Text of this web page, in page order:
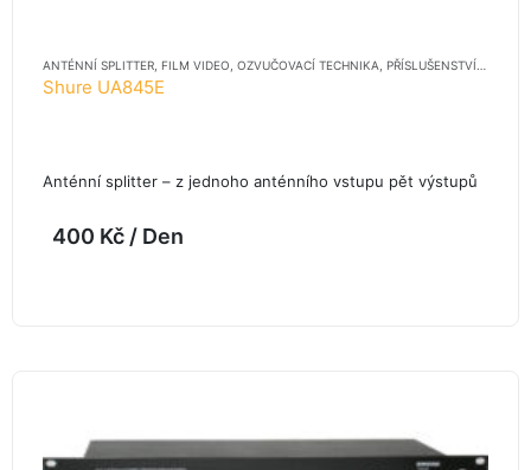
ANTÉNNÍ SPLITTER FILM VIDEO OZVUČOVACÍ TECHNIKA PŘÍSLUŠENSTVÍ
Shure UA845E
Anténní splitter – z jednoho anténního vstupu pět výstupů
400 Kč / Den